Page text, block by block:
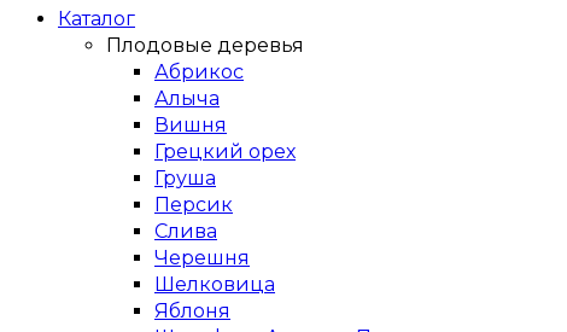
Каталог
Плодовые деревья
Абрикос
Алыча
Вишня
Грецкий орех
Груша
Персик
Слива
Черешня
Шелковица
Яблоня